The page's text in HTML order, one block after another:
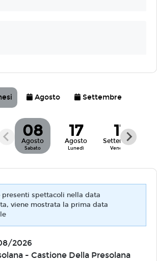
Agosto Settembre
08
Agosto
Sabato
17
Agosto
Lunedì
11
Settembre
Venerdì
presenti spettacoli nella data
viene mostrata la prima data
2026
- Castione Della Presolana